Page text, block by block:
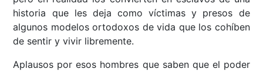
historia que les deja como víctimas y presos de
algunos modelos ortodoxos de vida que los cohíben
de sentir y vivir libremente.
Aplausos por esos hombres que saben que el poder